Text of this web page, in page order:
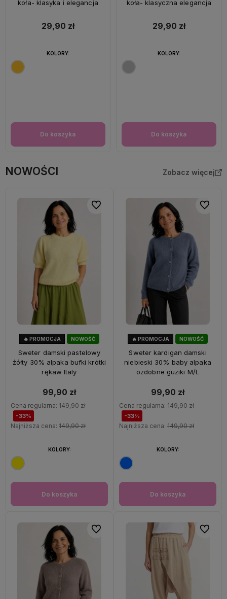
koła- klasyka i elegancja
29,90 zł
Do koszyka
KOLORY:
koła- klasyczna elegancja
29,90 zł
Do koszyka
KOLORY:
NOWOŚCI Zobacz więcej
NOWOŚĆ
🔥 PROMOCJA
Sweter damski pastelowy
żółty 30% alpaka bufki krótki
rękaw Italy
99,90 zł
Cena regularna: 149,90 zł
-33%
Najniższa cena: 149,90 zł
Do koszyka
KOLORY:
Do ulubionych
NOWOŚĆ
🔥 PROMOCJA
Sweter kardigan damski
niebieski 30% baby alpaka
ozdobne guziki M/L
99,90 zł
Cena regularna: 149,90 zł
-33%
Najniższa cena: 149,90 zł
Do koszyka
KOLORY:
Do
Do ulubionych Do